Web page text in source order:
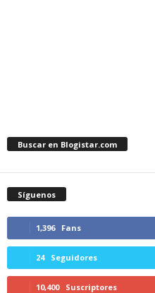
Buscar en Blogistar.com
Síguenos
1,396 Fans
24 Seguidores
10,400 Suscriptores